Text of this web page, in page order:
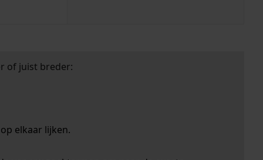
of juist breder:
elkaar lijken.